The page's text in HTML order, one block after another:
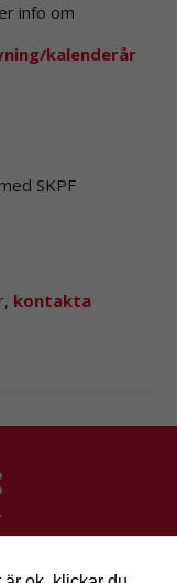
info om
kalenderår
SKPF
kontakta